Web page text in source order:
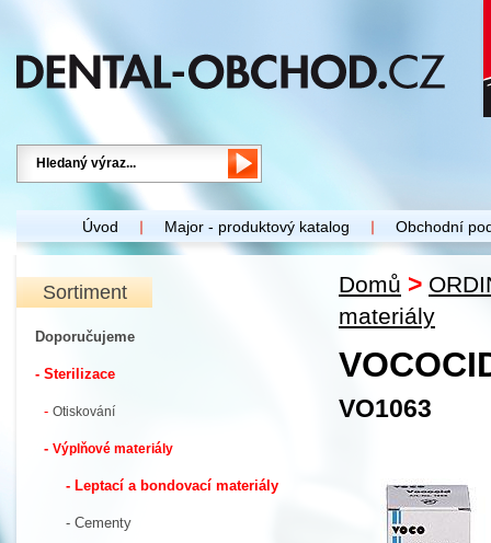
Úvod Major - produktový katalog Obchodní
Sortiment
Doporučujeme
- Sterilizace
- Otiskování
- Výplňové materiály
- Leptací a bondovací materiály
- Cementy
Domů >
materiály
VO1063